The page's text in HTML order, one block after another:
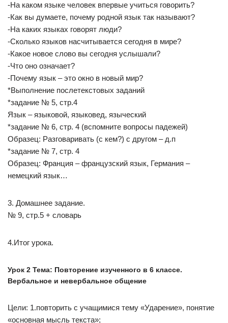
-На каком языке человек впервые учиться говорить?
-Как вы думаете, почему родной язык так называют?
-На каких языках говорят люди?
-Сколько языков насчитывается сегодня в мире?
-Какое новое слово вы сегодня услышали?
-Что оно означает?
-Почему язык – это окно в новый мир?
*Выполнение послетекстовых заданий
*задание № 5, стр.4
Язык – языковой, языковед, языческий
*задание № 6, стр. 4 (вспомните вопросы падежей)
Образец: Разговаривать (с кем?) с другом – д.п
*задание № 7, стр. 4
Образец: Франция – французский язык, Германия –
немецкий язык…
3. Домашнее задание.
№ 9, стр.5 + словарь
4.Итог урока.
Урок 2 Тема: Повторение изученного в 6 классе.
Вербальное и невербальное общение
Цели: 1.повторить с учащимися тему «Ударение», понятие
«основная мысль текста»;